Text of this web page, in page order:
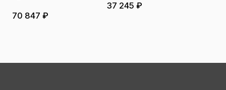
70 847 ₽
37 245 ₽